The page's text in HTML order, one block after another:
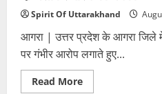
Spirit Of Uttarakhand
आगरा | उत्तर प्रदेश के आगरा जिले
पर गंभीर आरोप लगाते हुए...
Read MoreRead
more